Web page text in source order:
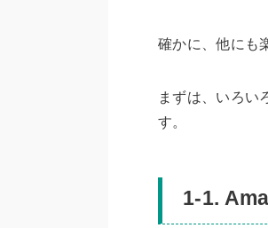
確かに、他にも
まずは、いろい
す。
1-1.